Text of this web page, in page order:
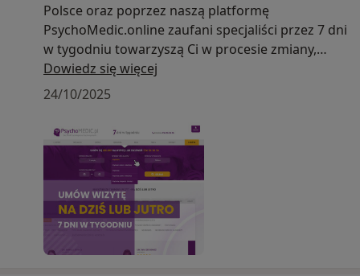
Polsce oraz poprzez naszą platformę
PsychoMedic.online zaufani specjaliści przez 7 dni
w tygodniu towarzyszą Ci w procesie zmiany,
wykorzystując
nowoczesne metody leczenia trudności
Dowiedz się więcej
24/10/2025